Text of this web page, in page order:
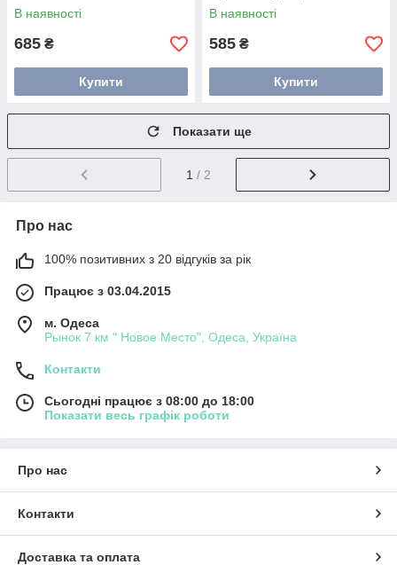
В наявності
685 ₴
Купити
В наявності
585 ₴
Купити
Показати ще
1 / 2
Про нас
100% позитивних з 20 відгуків за рік
Працює з 03.04.2015
м. Одеса
Рынок 7 км " Новое Место", Одеса, Україна
Контакти
Сьогодні працює з 08:00 до 18:00
Показати весь графік роботи
Про нас
Контакти
Доставка та оплата